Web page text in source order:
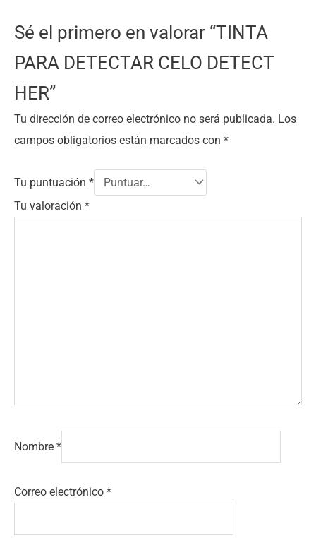
Sé el primero en valorar “TINTA
PARA DETECTAR CELO DETECT
HER”
Tu dirección de correo electrónico no será publicada. Los
campos obligatorios están marcados con *
Tu puntuación *
Tu valoración *
Nombre *
Correo electrónico *